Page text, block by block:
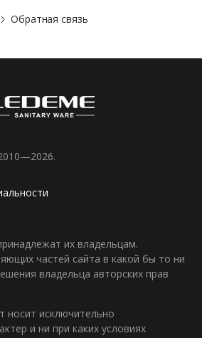
Обратная связь
их владельцам.
частей сайта в какой бы то ни
владельца авторских прав
носит исключительно
и ни при каких условиях